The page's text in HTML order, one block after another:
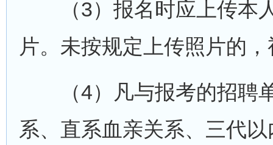
（3）报名时应上传本
片。未按规定上传照片的
（4）凡与报考的招聘
系、直系血亲关系、三代